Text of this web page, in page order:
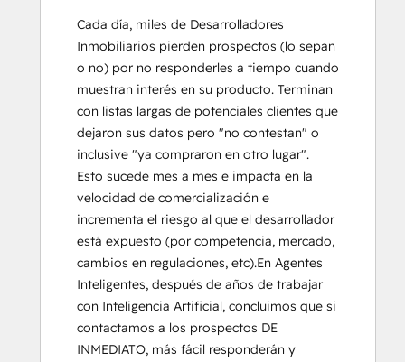
Cada día, miles de Desarrolladores
Inmobiliarios pierden prospectos (lo sepan
o no) por no responderles a tiempo cuando
muestran interés en su producto. Terminan
con listas largas de potenciales clientes que
dejaron sus datos pero "no contestan" o
inclusive "ya compraron en otro lugar".
Esto sucede mes a mes e impacta en la
velocidad de comercialización e
incrementa el riesgo al que el desarrollador
está expuesto (por competencia, mercado,
cambios en regulaciones, etc).En Agentes
Inteligentes, después de años de trabajar
con Inteligencia Artificial, concluimos que si
contactamos a los prospectos DE
INMEDIATO, más fácil responderán y